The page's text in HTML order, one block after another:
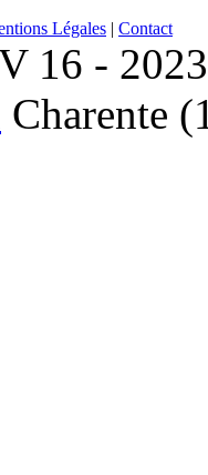
Légales | Contact
16 -
Charente